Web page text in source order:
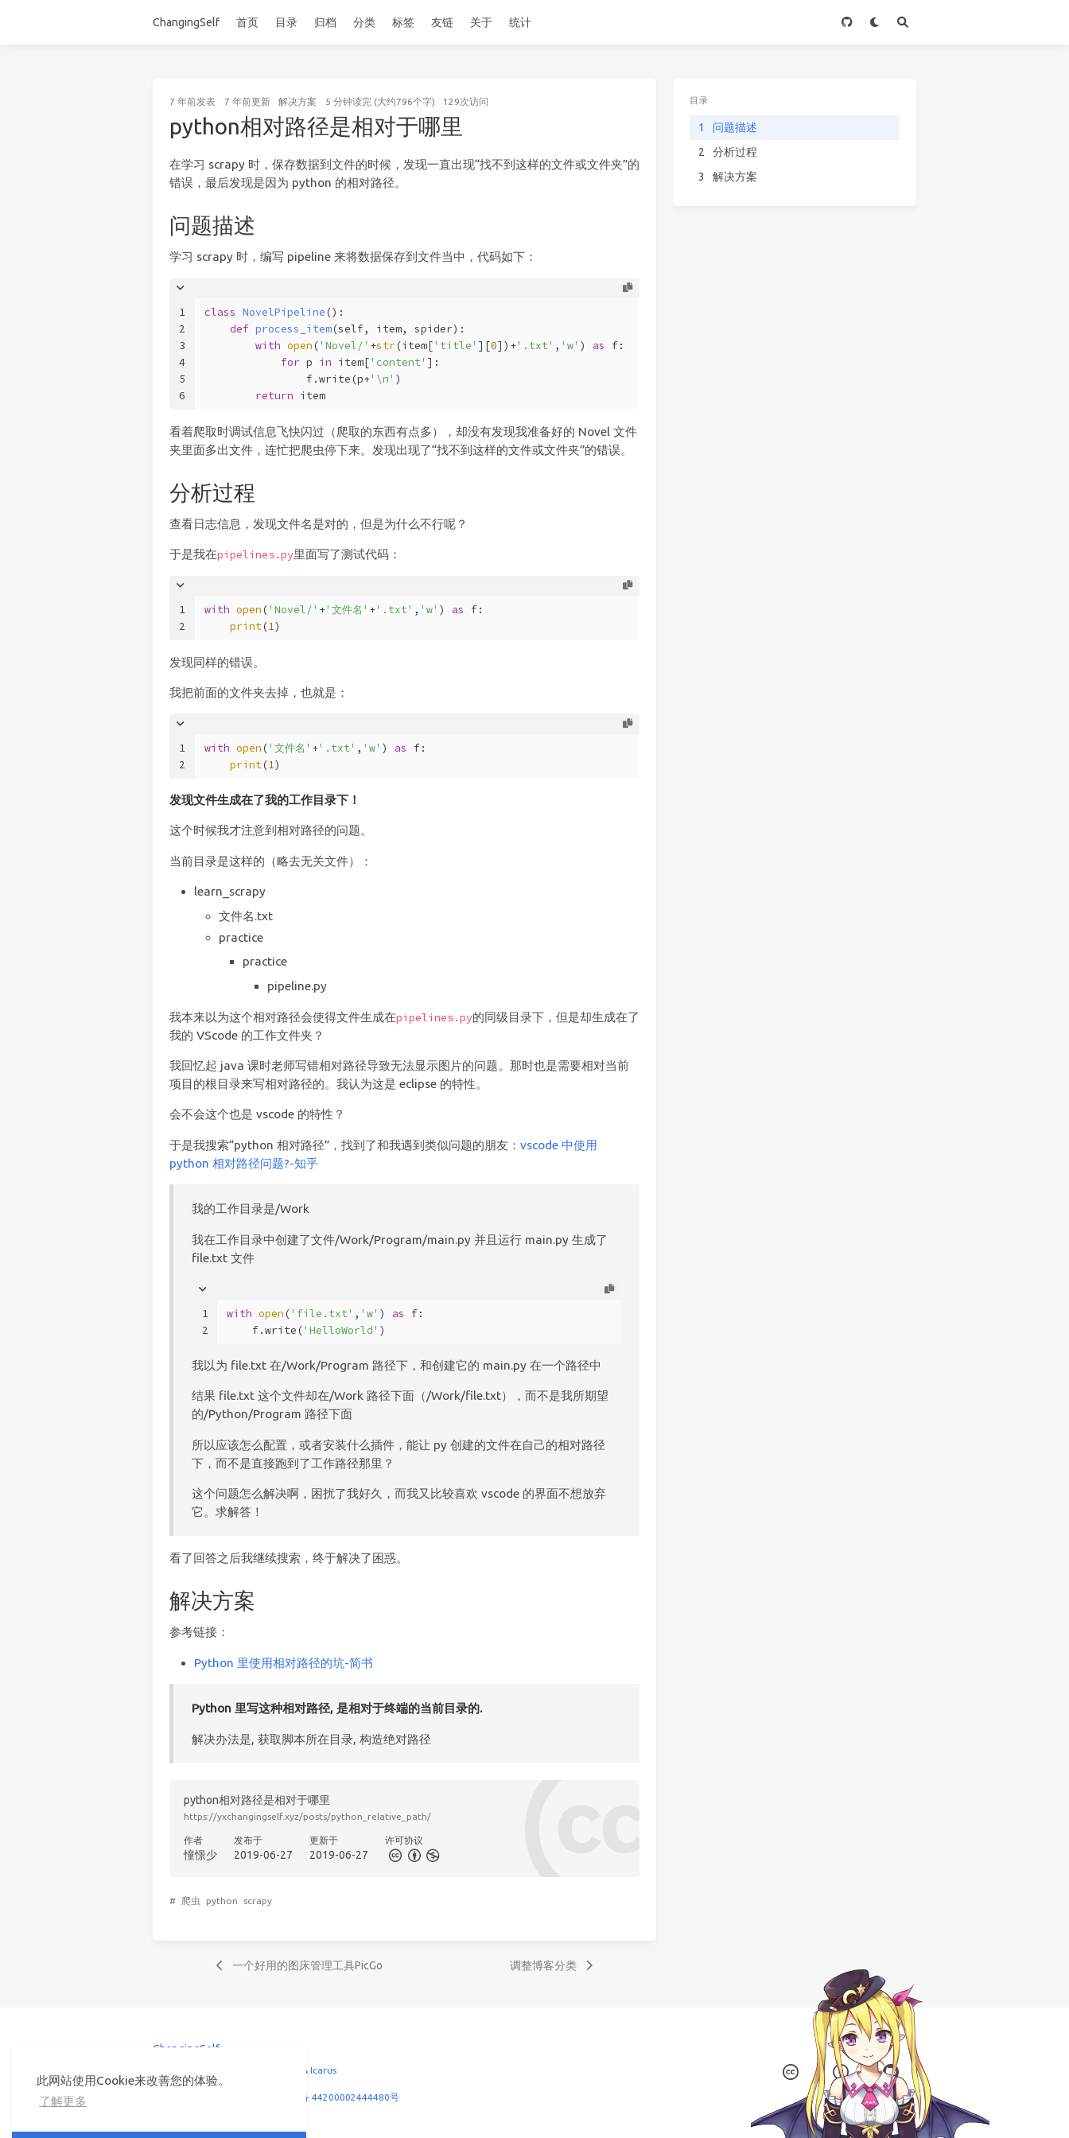
此网站使用Cookie来改善您的体验。
了解更多
ChangingSelf 首页 目录 归档 分类 标签 友链 关于 统计
7 年前发表 7 年前更新 解决方案 5 分钟读完 (大约796个字) 129次访问
python相对路径是相对于哪里
在学习 scrapy 时，保存数据到文件的时候，发现一直出现“找不到这样的文件或文件夹”的
错误，最后发现是因为 python 的相对路径。
问题描述
学习 scrapy 时，编写 pipeline 来将数据保存到文件当中，代码如下：
1
2
3
4
5
6
class NovelPipeline ():
def process_item(self, item, spider):
with open ('Novel/' +str (item['title' ][0])+'.txt' , 'w' ) as f:
for p in item['content' ]:
                f.write(p+
'\n' )
return item
看着爬取时调试信息飞快闪过（爬取的东西有点多），却没有发现我准备好的 Novel 文件
夹里面多出文件，连忙把爬虫停下来。发现出现了“找不到这样的文件或文件夹”的错误。
分析过程
查看日志信息，发现文件名是对的，但是为什么不行呢？
于是我在pipelines.py里面写了测试代码：
1
2
with open ('Novel/' +'文件名' +'.txt' , 'w' ) as f:
print(1)
发现同样的错误。
我把前面的文件夹去掉，也就是：
1
2
with open ('文件名' +'.txt' , 'w' ) as f:
print(1)
发现文件生成在了我的工作目录下！
这个时候我才注意到相对路径的问题。
当前目录是这样的（略去无关文件）：
learn_scrapy
文件名.txt
practice
practice
pipeline.py
我本来以为这个相对路径会使得文件生成在pipelines.py的同级目录下，但是却生成在了
我的 VScode 的工作文件夹？
我回忆起 java 课时老师写错相对路径导致无法显示图片的问题。那时也是需要相对当前
项目的根目录来写相对路径的。我认为这是 eclipse 的特性。
会不会这个也是 vscode 的特性？
于是我搜索“python 相对路径”，找到了和我遇到类似问题的朋友： vscode 中使用
python 相对路径问题?-知乎
我的工作目录是/Work
我在工作目录中创建了文件/Work/Program/main.py 并且运行 main.py 生成了
file.txt 文件
1
2
with open ('file.txt' , 'w' ) as f:
    f.write(
'HelloWorld' )
我以为 file.txt 在/Work/Program 路径下，和创建它的 main.py 在一个路径中
结果 file.txt 这个文件却在/Work 路径下面（/Work/file.txt），而不是我所期望
的/Python/Program 路径下面
所以应该怎么配置，或者安装什么插件，能让 py 创建的文件在自己的相对路径
下，而不是直接跑到了工作路径那里？
这个问题怎么解决啊，困扰了我好久，而我又比较喜欢 vscode 的界面不想放弃
它。求解答！
看了回答之后我继续搜索，终于解决了困惑。
解决方案
参考链接：
Python 里使用相对路径的坑-简书
Python 里写这种相对路径, 是相对于终端的当前目录的.
解决办法是, 获取脚本所在目录, 构造绝对路径
python相对路径是相对于哪里
https://yxchangingself.xyz/posts/python_relative_path/
作者
憧憬少
发布于
2019-06-27
更新于
2019-06-27
许可协议
# 爬虫 python scrapy
一个好用的图床管理工具PicGo 调整博客分类
目录
1
问题描述
2
分析过程
3
解决方案
ChangingSelf
& Icarus
共41069个访客
粤公网安备 44200002444480号